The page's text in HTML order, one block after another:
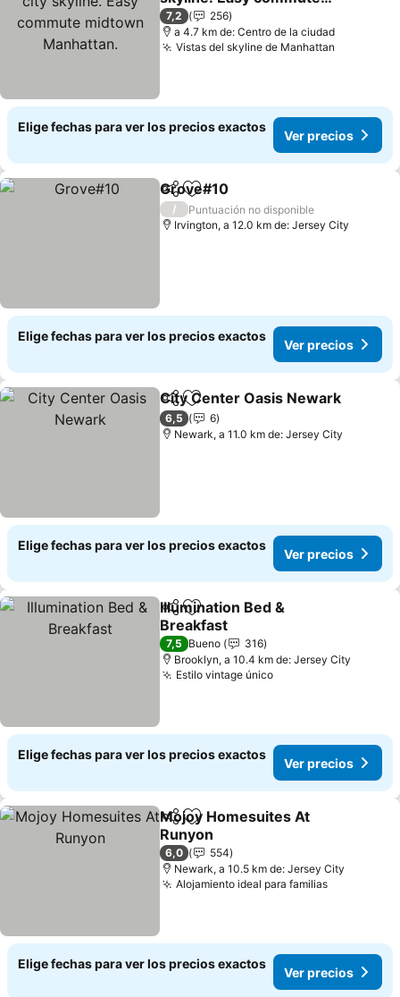
midtown Manhattan.
7,2
256
a 4.7 km de: Centro de la ciudad
Vistas del skyline de Manhattan
Elige fechas para ver los precios exactos
Ver precios
CompartirAgregar a favoritos
Grove#10
/
Puntuación no disponible
Irvington, a 12.0 km de: Jersey City
Elige fechas para ver los precios exactos
Ver precios
CompartirAgregar a favoritos
City Center Oasis Newark
6,5
6
Newark, a 11.0 km de: Jersey City
Elige fechas para ver los precios exactos
Ver precios
CompartirAgregar a favoritos
Illumination Bed &
Breakfast
7,5 Bueno
316
Brooklyn, a 10.4 km de: Jersey City
Estilo vintage único
Elige fechas para ver los precios exactos
Ver precios
CompartirAgregar a favoritos
Mojoy Homesuites At
Runyon
6,0
554
Newark, a 10.5 km de: Jersey City
Alojamiento ideal para familias
Elige fechas para ver los precios exactos
Ver precios